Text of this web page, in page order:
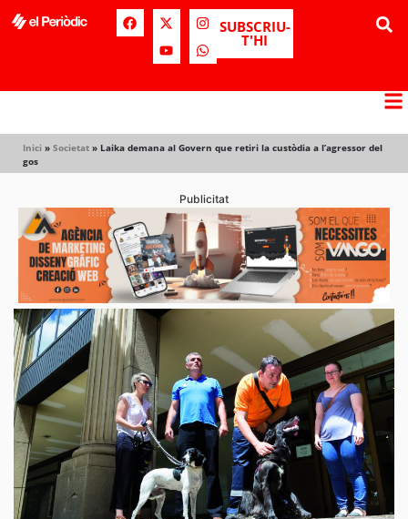
SUBSCRIU-
T'HI
Inici » Societat » Laika demana al Govern que retiri la custòdia a l’agressor del
gos
Publicitat